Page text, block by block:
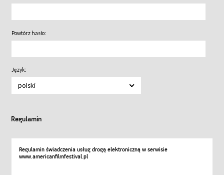
Powtórz hasło:
Język:
polski
Regulamin
Regulamin świadczenia usług drogą elektroniczną w serwisie
www.americanfilmfestival.pl